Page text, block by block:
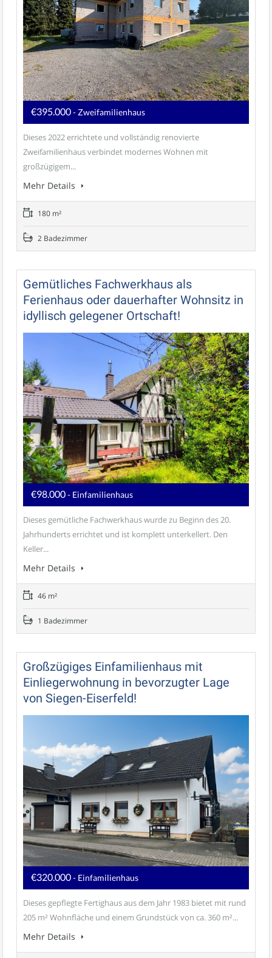
€395.000- Zweifamilienhaus
Dieses 2022 errichtete und vollständig renovierte
Zweifamilienhaus verbindet modernes Wohnen mit
großzügigem...
Mehr Details
180 m²
2 Badezimmer
Gemütliches Fachwerkhaus als
Ferienhaus oder dauerhafter Wohnsitz in
idyllisch gelegener Ortschaft!
€98.000- Einfamilienhaus
Dieses gemütliche Fachwerkhaus wurde zu Beginn des 20.
Jahrhunderts errichtet und ist komplett unterkellert. Den
Keller...
Mehr Details
46 m²
1 Badezimmer
Großzügiges Einfamilienhaus mit
Einliegerwohnung in bevorzugter Lage
von Siegen-Eiserfeld!
€320.000- Einfamilienhaus
Dieses gepflegte Fertighaus aus dem Jahr 1983 bietet mit rund
205 m² Wohnfläche und einem Grundstück von ca. 360 m²...
Mehr Details